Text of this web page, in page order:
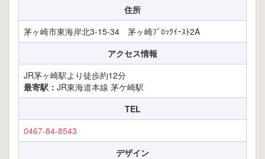
住所
茅ヶ崎市東海岸北3-15-34 茅ヶ崎ﾌﾞﾛｯｸｲｰｽﾄ2A
アクセス情報
JR茅ヶ崎駅より徒歩約12分
最寄駅： JR東海道本線 茅ケ崎駅
TEL
0467-84-8543
デザイン